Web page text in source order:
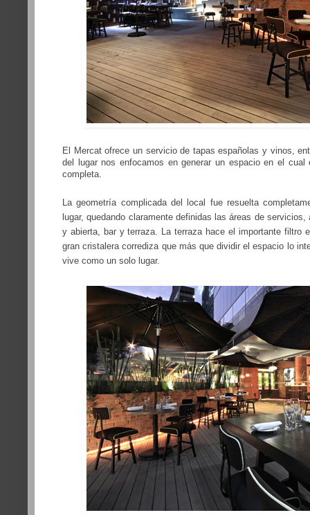
El Mercat ofrece un servicio de tapas españolas y vinos,
del lugar nos enfocamos en generar un espacio en el cual
completa.
La geometría complicada del local fue resuelta
lugar, quedando claramente definidas las áreas de
y abierta, bar y terraza. La terraza hace el importante filtro
gran cristalera corrediza que más que dividir el espacio lo
vive como un solo lugar.